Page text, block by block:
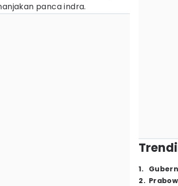
panca indra.
1.
2.